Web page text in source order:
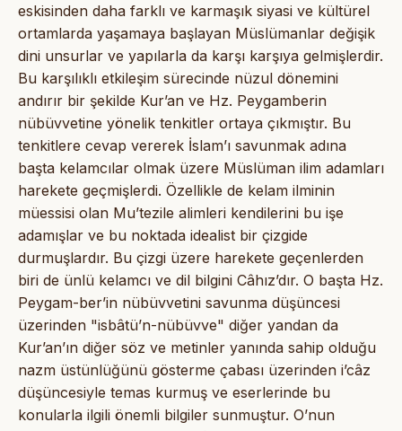
eskisinden daha farklı ve karmaşık siyasi ve kültürel
ortamlarda yaşamaya başlayan Müslümanlar değişik
dini unsurlar ve yapılarla da karşı karşıya gelmişlerdir.
Bu karşılıklı etkileşim sürecinde nüzul dönemini
andırır bir şekilde Kur’an ve Hz. Peygamberin
nübüvvetine yönelik tenkitler ortaya çıkmıştır. Bu
tenkitlere cevap vererek İslam’ı savunmak adına
başta kelamcılar olmak üzere Müslüman ilim adamları
harekete geçmişlerdi. Özellikle de kelam ilminin
müessisi olan Mu’tezile alimleri kendilerini bu işe
adamışlar ve bu noktada idealist bir çizgide
durmuşlardır. Bu çizgi üzere harekete geçenlerden
biri de ünlü kelamcı ve dil bilgini Câhız’dır. O başta Hz.
Peygam-ber’in nübüvvetini savunma düşüncesi
üzerinden "isbâtü’n-nübüvve" diğer yandan da
Kur’an’ın diğer söz ve metinler yanında sahip olduğu
nazm üstünlüğünü gösterme çabası üzerinden i’câz
düşüncesiyle temas kurmuş ve eserlerinde bu
konularla ilgili önemli bilgiler sunmuştur. O’nun